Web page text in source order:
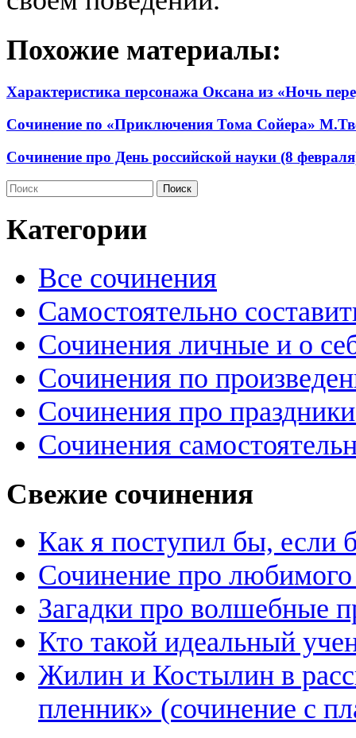
Похожие материалы:
Характеристика персонажа Оксана из «Ночь
Сочинение по «Приключения Тома Сойера»
Сочинение про День российской науки (8
Категории
Все сочинения
Самостоятельно
Сочинения личные и о
Сочинения по
Сочинения про
Сочинения
Свежие сочинения
Как я поступил бы,
Сочинение про
Загадки про волшебные
Кто такой идеальный
Жилин и Костылин в
пленник» (сочинение с